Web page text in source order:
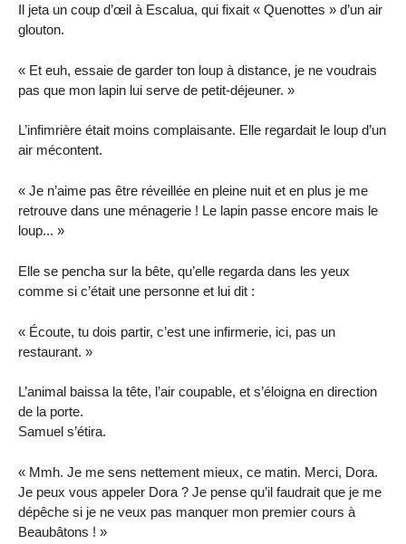
Il jeta un coup d’œil à Escalua, qui fixait « Quenottes » d’un air
glouton.
« Et euh, essaie de garder ton loup à distance, je ne voudrais
pas que mon lapin lui serve de petit-déjeuner. »
L’infimrière était moins complaisante. Elle regardait le loup d’un
air mécontent.
« Je n’aime pas être réveillée en pleine nuit et en plus je me
retrouve dans une ménagerie ! Le lapin passe encore mais le
loup... »
Elle se pencha sur la bête, qu’elle regarda dans les yeux
comme si c’était une personne et lui dit :
« Écoute, tu dois partir, c’est une infirmerie, ici, pas un
restaurant. »
L’animal baissa la tête, l’air coupable, et s’éloigna en direction
de la porte.
Samuel s’étira.
« Mmh. Je me sens nettement mieux, ce matin. Merci, Dora.
Je peux vous appeler Dora ? Je pense qu’il faudrait que je me
dépêche si je ne veux pas manquer mon premier cours à
Beaubâtons ! »